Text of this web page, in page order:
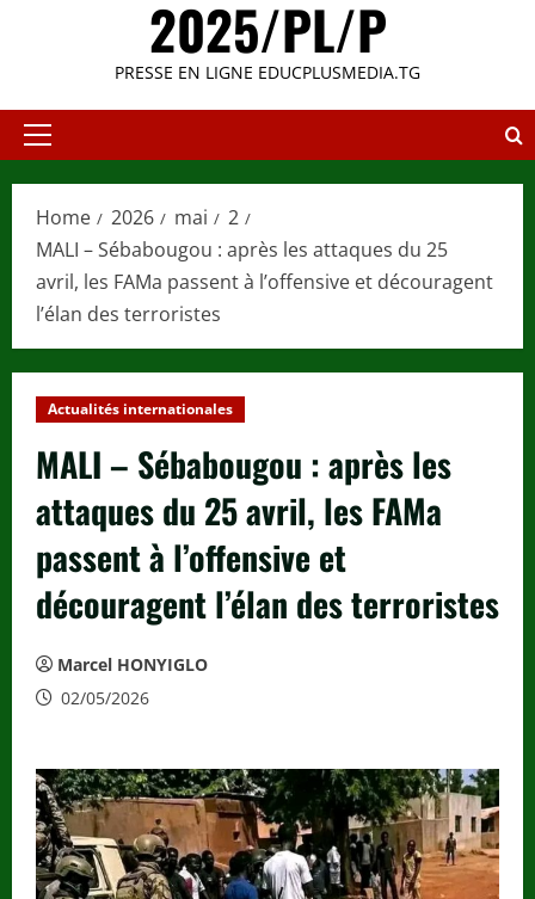
2025/PL/P
PRESSE EN LIGNE EDUCPLUSMEDIA.TG
Primary
Home 2026 mai
2
MALI – Sébabougou : après les attaques du 25
avril, les FAMa passent à l’offensive et découragent
l’élan des terroristes
Actualités internationales
MALI – Sébabougou : après les
attaques du 25 avril, les FAMa
passent à l’offensive et
découragent l’élan des terroristes
Marcel HONYIGLO
02/05/2026